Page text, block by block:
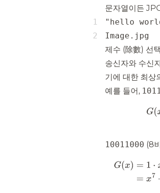
문자열이든
Image.jpg
제수 (除數) 선택
송신자와 수신
기에 대한 최상
예를 들어,
10011000 (8